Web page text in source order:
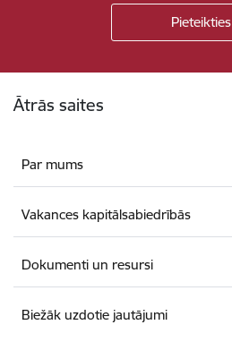
Ātrās saites
Par mums
Vakances kapitālsabiedrībās
Dokumenti un resursi
Biežāk uzdotie jautājumi